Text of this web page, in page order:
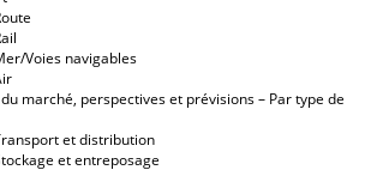
Voies navigables
marché, perspectives et prévisions – Par type de
et distribution
et entreposage